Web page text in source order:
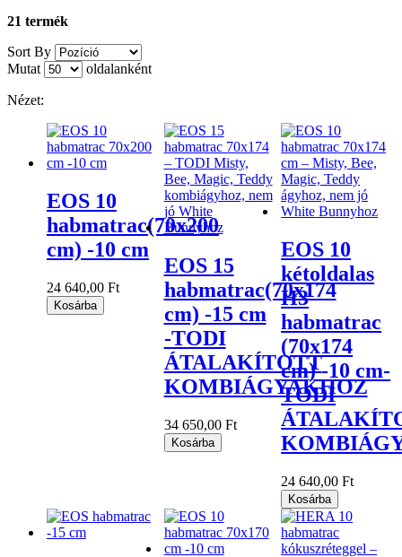
21 termék
Sort By
Mutat
oldalanként
Nézet:
EOS 10
habmatrac(70x200
cm) -10 cm
24 640,00 Ft
Kosárba
EOS 15
habmatrac(70x174
cm) -15 cm
-TODI
ÁTALAKÍTOTT
KOMBIÁGYAKHOZ
34 650,00 Ft
Kosárba
EOS 10
kétoldalas
H3
habmatrac
(70x174
cm) -10 cm-
TODI
24 640,00 Ft
Kosárba